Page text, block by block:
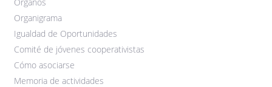
Organigrama
Igualdad de Oportunidades
Comité de jóvenes cooperativistas
Cómo asociarse
Memoria de actividades